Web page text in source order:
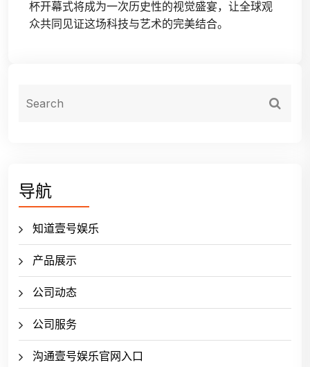
杯开幕式将成为一次历史性的视觉盛宴，让全球观
众共同见证这场科技与艺术的完美结合。
导航
知道壹号娱乐
产品展示
公司动态
公司服务
沟通壹号娱乐官网入口